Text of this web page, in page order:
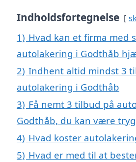
Indholdsfortegnelse
1) Hvad kan et firma med
autolakering i Godthåb
2) Indhent altid mindst 3
autolakering i Godthåb
3) Få nemt 3 tilbud på
Godthåb, du kan være
4) Hvad koster
5) Hvad er med til at